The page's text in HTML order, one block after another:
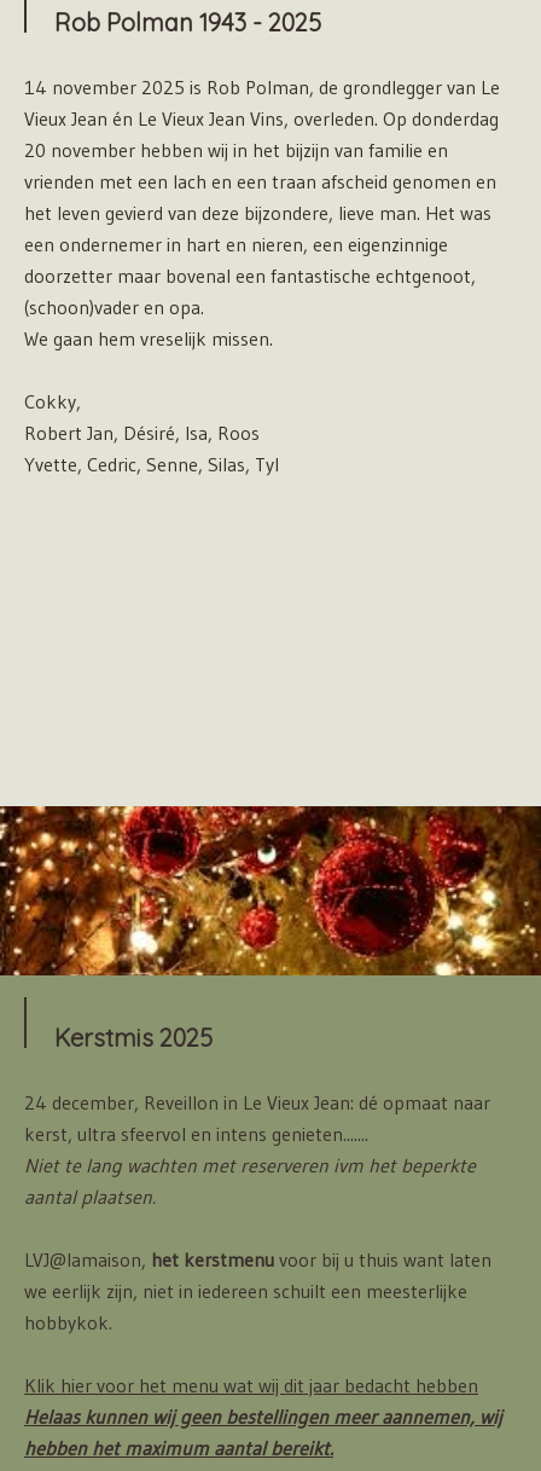
Rob Polman 1943 - 2025
14 november 2025 is Rob Polman, de grondlegger van Le
Vieux Jean én Le Vieux Jean Vins, overleden. Op donderdag
20 november hebben wij in het bijzijn van familie en
vrienden met een lach en een traan afscheid genomen en
het leven gevierd van deze bijzondere, lieve man. Het was
een ondernemer in hart en nieren, een eigenzinnige
doorzetter maar bovenal een fantastische echtgenoot,
(schoon)vader en opa.
We gaan hem vreselijk missen.
Cokky,
Robert Jan, Désiré, Isa, Roos
Yvette, Cedric, Senne, Silas, Tyl
Kerstmis 2025
24 december, Reveillon in Le Vieux Jean: dé opmaat naar
kerst, ultra sfeervol en intens genieten.......
Niet te lang wachten met reserveren ivm het beperkte
aantal plaatsen.
LVJ@lamaison, het kerstmenu voor bij u thuis want laten
we eerlijk zijn, niet in iedereen schuilt een meesterlijke
hobbykok.
Klik hier voor het menu wat wij dit jaar bedacht hebben
Helaas kunnen wij geen bestellingen meer aannemen, wij
hebben het maximum aantal bereikt.